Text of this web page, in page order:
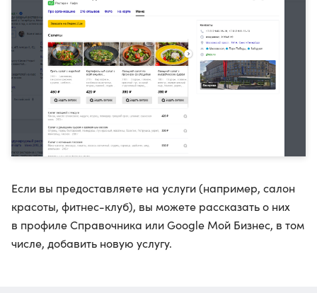
Если вы предоставляете на услуги (например, салон
красоты, фитнес-клуб), вы можете рассказать о них
в профиле Справочника или Google Мой Бизнес, в том
числе, добавить новую услугу.